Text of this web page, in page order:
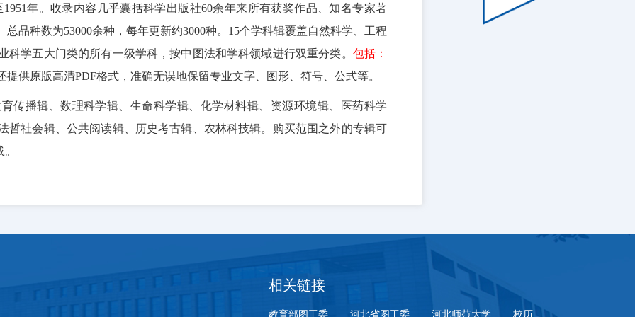
年。收录内容几乎囊括科学出版社60余年来所有获奖作品、知名专家著
品种数为53000余种，每年更新约3000种。15个学科辑覆盖自然科学、工程
学五大门类的所有一级学科，按中图法和学科领域进行双重分类。 包括：
提供原版高清PDF格式，准确无误地保留专业文字、图形、符号、公式等。
传播辑、数理科学辑、生命科学辑、化学材料辑、资源环境辑、医药科学
哲社会辑、公共阅读辑、历史考古辑、农林科技辑。购买范围之外的专辑可
相关链接
教育部图工委 河北省图工委 河北师范大学 校历